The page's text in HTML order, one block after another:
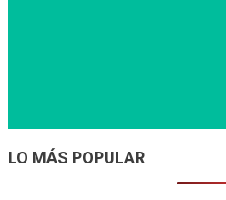
LO MÁS POPULAR